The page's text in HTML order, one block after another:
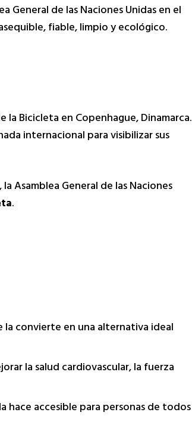
General de las Naciones Unidas en el
fiable, limpio y ecológico.
Bicicleta en Copenhague, Dinamarca.
internacional para visibilizar sus
Asamblea General de las Naciones
.
convierte en una alternativa ideal
la salud cardiovascular, la fuerza
accesible para personas de todos